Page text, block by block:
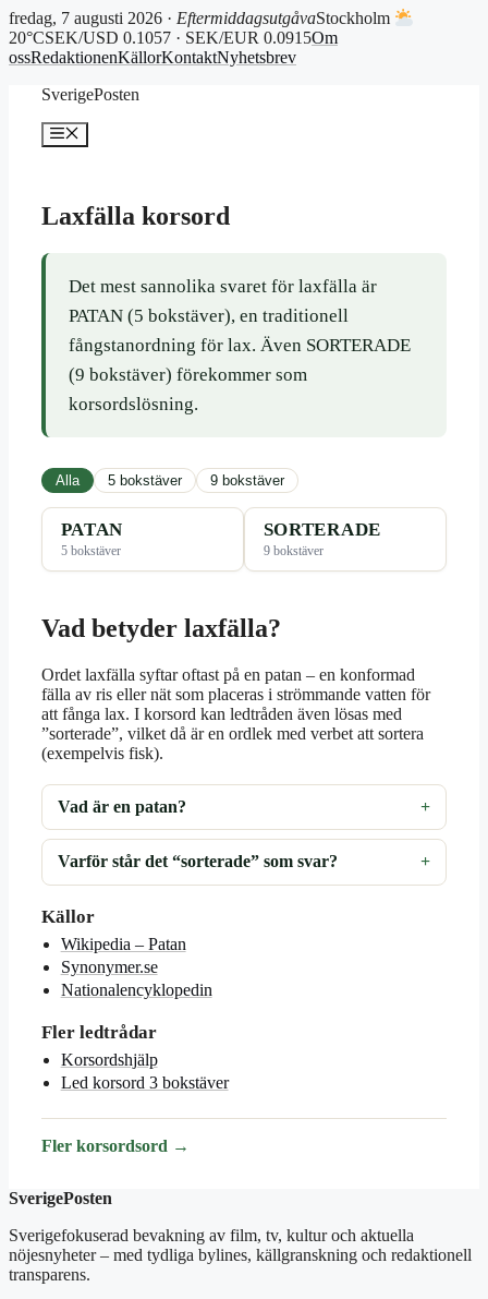
fredag, 7 augusti 2026 · EftermiddagsutgåvaStockholm
20°CSEK/USD 0.1057 · SEK/EUR 0.0915Om
ossRedaktionenKällorKontaktNyhetsbrev
SverigePosten
Meny
Laxfälla korsord
Det mest sannolika svaret för laxfälla är
PATAN (5 bokstäver), en traditionell
fångstanordning för lax. Även SORTERADE
(9 bokstäver) förekommer som
korsordslösning.
Alla 5 bokstäver 9 bokstäver
PATAN
5 bokstäver
SORTERADE
9 bokstäver
Vad betyder laxfälla?
Ordet laxfälla syftar oftast på en patan – en konformad
fälla av ris eller nät som placeras i strömmande vatten för
att fånga lax. I korsord kan ledtråden även lösas med
”sorterade”, vilket då är en ordlek med verbet att sortera
(exempelvis fisk).
Vad är en patan?
Varför står det “sorterade” som svar?
Källor
Wikipedia – Patan
Synonymer.se
Nationalencyklopedin
Fler ledtrådar
Korsordshjälp
Led korsord 3 bokstäver
Fler korsordsord →
SverigePosten
Sverigefokuserad bevakning av film, tv, kultur och aktuella
nöjesnyheter – med tydliga bylines, källgranskning och redaktionell
transparens.